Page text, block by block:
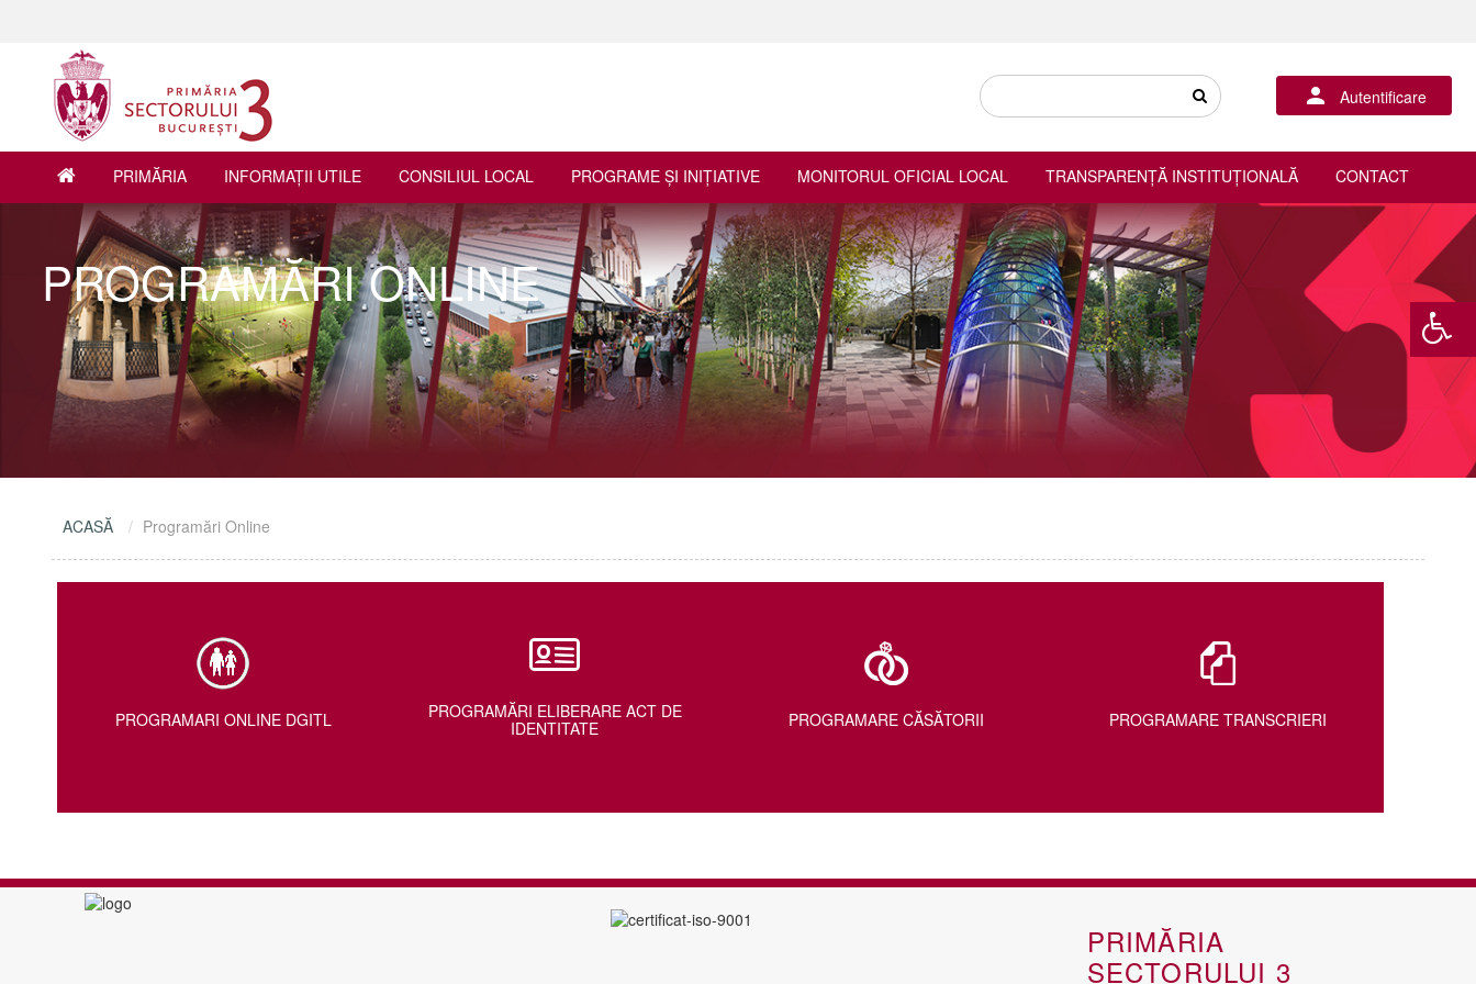
Autentificare
PRIMĂRIA INFORMAŢII UTILE CONSILIUL LOCAL PROGRAME ŞI INIŢIATIVE MONITORUL OFICIAL LOCAL TRANSPARENȚĂ INSTITUȚIONALĂ CONTACT
PROGRAMĂRI ONLINE
ACASĂ Programări Online
PROGRAMARI ONLINE DGITL
PROGRAMĂRI ELIBERARE ACT DE
IDENTITATE
PROGRAMARE CĂSĂTORII PROGRAMARE TRANSCRIERI
PRIMĂRIA
SECTORULUI 3